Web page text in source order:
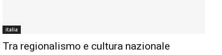
italia
Tra regionalismo e cultura nazionale